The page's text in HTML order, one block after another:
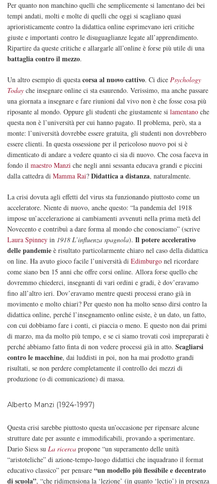
Per quanto non manchino quelli che semplicemente si lamentano dei bei
tempi andati, molti e molte di quelli che oggi si scagliano quasi
aprioristicamente contro la didattica online esprimevano ieri critiche
giuste e importanti contro le disuguaglianze legate all’apprendimento.
Ripartire da queste critiche e allargarle all’online è forse più utile di una
battaglia contro il mezzo.
Un altro esempio di questa corsa al nuovo cattivo. Ci dice Psychology
Today che insegnare online ci sta esaurendo. Verissimo, ma anche passare
una giornata a insegnare e fare riunioni dal vivo non è che fosse cosa più
riposante al mondo. Oppure gli studenti che giustamente si lamentano che
questa non è l’università per cui hanno pagato. Il problema, però, sta a
monte: l’università dovrebbe essere gratuita, gli studenti non dovrebbero
essere clienti. In questa ossessione per il pericoloso nuovo poi si è
dimenticato di andare a vedere quanto ci sia di nuovo. Che cosa faceva in
fondo il maestro Manzi che negli anni sessanta educava grandi e piccini
dalla cattedra di Mamma Rai? Didattica a distanza, naturalmente.
La crisi dovuta agli effetti del virus sta funzionando piuttosto come un
acceleratore. Niente di nuovo, anche questo: “la pandemia del 1918
impose un’accelerazione ai cambiamenti avvenuti nella prima metà del
Novecento e contribuì a dare forma al mondo che conosciamo” (scrive
Laura Spinney in 1918 L’influenza spagnola). Il potere accelerativo
delle pandemie è risultato particolarmente chiaro nel caso della didattica
on line. Ha avuto gioco facile l’università di Edimburgo nel ricordare
come siano ben 15 anni che offre corsi online. Allora forse quello che
dovremmo chiederci, insegnanti di vari ordini e gradi, è dov’eravamo
fino all’altro ieri. Dov’eravamo mentre questi processi erano già in
movimento e molto chiari? Per questo non ha molto senso dirsi contro la
didattica online, perché l’insegnamento online esiste, è un dato, un fatto,
con cui dobbiamo fare i conti, ci piaccia o meno. E questo non dai primi
di marzo, ma da molto più tempo, e se ci siamo trovati così impreparati è
perché abbiamo fatto finta di non vedere processi già in atto. Scagliarsi
contro le macchine, dai luddisti in poi, non ha mai prodotto grandi
risultati, se non perdere completamente il controllo dei mezzi di
produzione (o di comunicazione) di massa.
Alberto Manzi (1924-1997)
Questa crisi sarebbe piuttosto questa un’occasione per ripensare alcune
strutture date per assunte e immodificabili, provando a sperimentare.
Dario Siess su La ricerca propone “un superamento delle unità
“aristoteliche” di azione-tempo-luogo didattici che inquadrano il format
educativo classico” per pensare “un modello più flessibile e decentrato
di scuola”, “che ridimensiona la ‘lezione’ (in quanto ‘lectio’) in presenza